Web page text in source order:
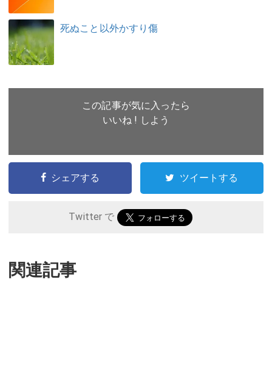
死ぬこと以外かすり傷
この記事が気に入ったら
いいね ! しよう
シェアする ツイートする
Twitter で
関連記事